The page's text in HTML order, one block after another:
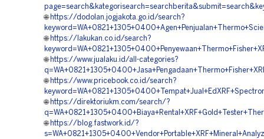
🌐 https://dodolan.jogjakota.go.id/search?
🌐 https://lakukan.co.id/search?
🌐 https://www.jualaku.id/all-categories?
🌐 https://www.pricebook.co.id/search?
🌐 https://direktoriukm.com/search/?
🌐 https://blog.fastwork.id/?